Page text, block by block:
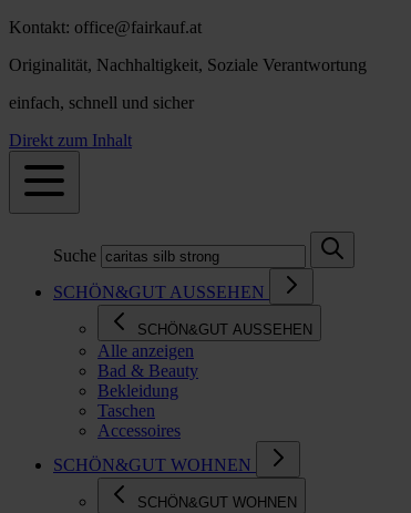
Kontakt: office@fairkauf.at
Originalität, Nachhaltigkeit, Soziale Verantwortung
einfach, schnell und sicher
Direkt zum Inhalt
Suche
SCHÖN&GUT AUSSEHEN
SCHÖN&GUT AUSSEHEN
Alle anzeigen
Bad & Beauty
Bekleidung
Taschen
Accessoires
SCHÖN&GUT WOHNEN
SCHÖN&GUT WOHNEN